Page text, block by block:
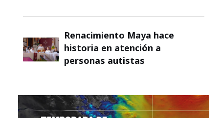
Renacimiento Maya hace
historia en atención a
personas autistas